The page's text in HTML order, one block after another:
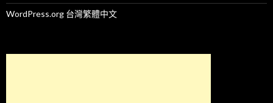
WordPress.org 台灣繁體中文